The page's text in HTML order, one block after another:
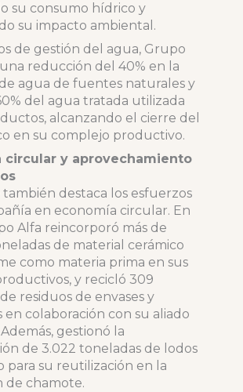
su consumo hídrico y
su impacto ambiental.
de gestión del agua, Grupo
reducción del 40% en la
agua de fuentes naturales y
del agua tratada utilizada
alcanzando el cierre del
en su complejo productivo.
circular y aprovechamiento
destaca los esfuerzos
en economía circular. En
Alfa reincorporó más de
de material cerámico
como materia prima en sus
y recicló 309
residuos de envases y
en colaboración con su aliado
gestionó la
de 3.022 toneladas de lodos
para su reutilización en la
de chamote.